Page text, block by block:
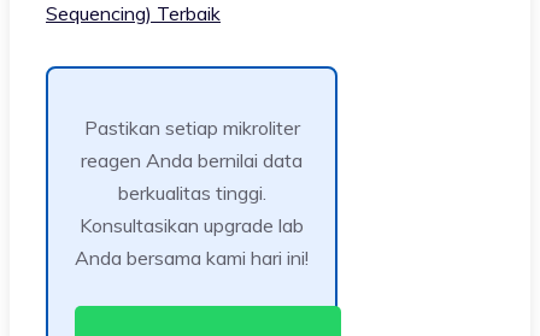
Sequencing) Terbaik
Pastikan setiap mikroliter
reagen Anda bernilai data
berkualitas tinggi.
Konsultasikan upgrade lab
Anda bersama kami hari ini!